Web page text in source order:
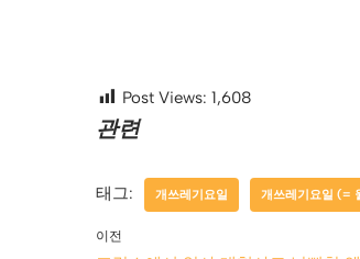
Post Views: 1,608
관련
태그: 개쓰레기요일 개쓰레기요일 (=
이전